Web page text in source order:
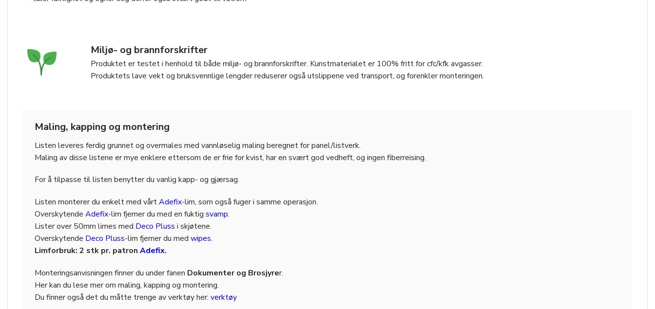
Miljø- og brannforskrifter
Produktet er testet i henhold til både miljø- og brannforskrifter. Kunstmaterialet er 100% fritt for cfc/kfk avgasser.
Produktets lave vekt og bruksvennlige lengder reduserer også utslippene ved transport, og forenkler monteringen.
Maling, kapping og montering
Listen leveres ferdig grunnet og overmales med vannløselig maling beregnet for panel/listverk.
Maling av disse listene er mye enklere ettersom de er frie for kvist, har en svært god vedheft, og ingen fiberreising.
For å tilpasse til listen benytter du vanlig kapp- og gjærsag.
Listen monterer du enkelt med vårtAdefix-lim, som også fuger i samme operasjon.
Overskytende Adefix-lim fjerner du med en fuktig svamp.
Lister over 50mm limes med Deco Pluss i skjøtene.
Overskytende Deco Pluss-lim fjerner du med wipes.
Limforbruk: 2 stk pr. patron Adefix.
Monteringsanvisningen finner du under fanen Dokumenter og Brosjyrer.
Her kan du lese mer om maling, kapping og montering.
Du finner også det du måtte trenge av verktøy her: verktøy